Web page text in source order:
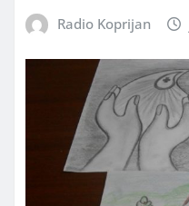
Radio Koprijan